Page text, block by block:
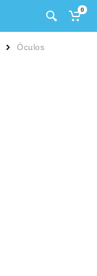
0
Óculos